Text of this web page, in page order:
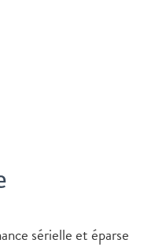
sérielle et éparse